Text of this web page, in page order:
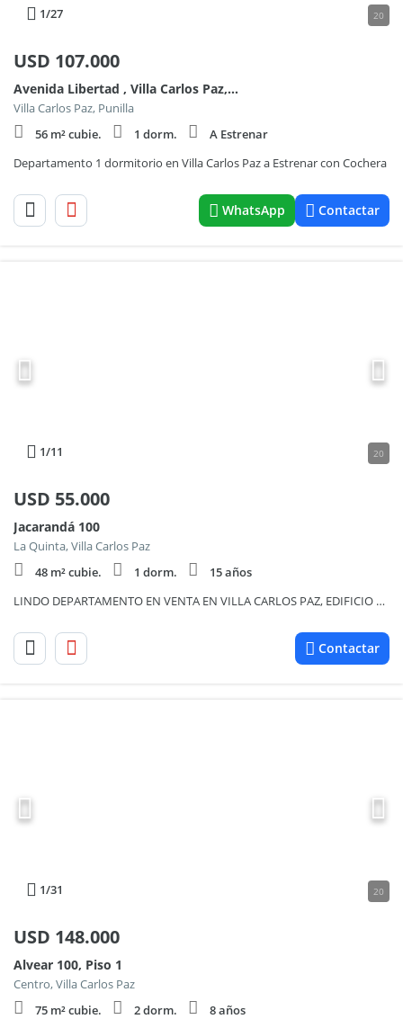
1/27 20
USD 107.000
Avenida Libertad , Villa Carlos Paz, Cordoba al 200
Villa Carlos Paz, Punilla
56 m² cubie.
1 dorm.
A Estrenar
Departamento 1 dormitorio en Villa Carlos Paz a Estrenar con Cochera
WhatsApp Contactar
1/11 20
USD 55.000
Jacarandá 100
La Quinta, Villa Carlos Paz
48 m² cubie.
1 dorm.
15 años
LINDO DEPARTAMENTO EN VENTA EN VILLA CARLOS PAZ, EDIFICIO RÍO DE JANEIRO, 1 DORMITORIO CON PATIO PROPIO. COCHERA
Contactar
1/31 20
USD 148.000
Alvear 100, Piso 1
Centro, Villa Carlos Paz
75 m² cubie.
2 dorm.
8 años